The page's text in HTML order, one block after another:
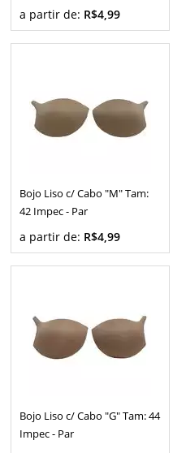
a partir de: R$4,99
Bojo Liso c/ Cabo "M" Tam:
42 Impec - Par
a partir de: R$4,99
Bojo Liso c/ Cabo "G" Tam: 44
Impec - Par